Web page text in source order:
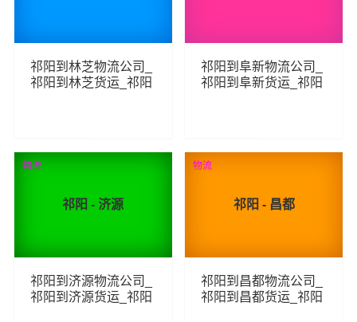
祁阳到林芝物流公司_
祁阳到林芝货运_祁阳
92 查看详细
祁阳到阜新物流公司_
祁阳到阜新货运_祁阳
82 查看详细
祁阳 - 济源
祁阳到济源物流公司_
祁阳到济源货运_祁阳
物流
祁阳 - 昌都
祁阳到昌都物流公司_
祁阳到昌都货运_祁阳
物流